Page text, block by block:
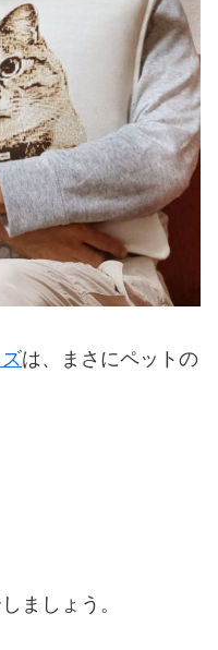
は、まさにペットの
ましょう。